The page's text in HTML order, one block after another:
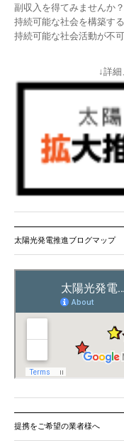
副収入を得てみませんか？
持続可能な社会を構築す
持続可能な社会活動が不可
↓詳
太陽光発電推進ブログマップ
提携をご希望の業者様へ